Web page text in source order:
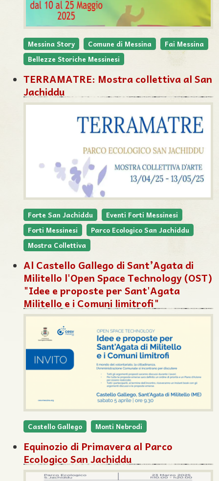
Messina Story Comune di Messina
Fai Messina
Bellezze Storiche Messinesi
TERRAMATRE: Mostra collettiva al San
Jachiddu
Forte San Jachiddu
Eventi Forti Messinesi
Forti Messinesi
Parco Ecologico San Jachiddu
Mostra Collettiva
Al Castello Gallego di Sant’Agata di
Militello l'Open Space Technology (OST)
"Idee e proposte per Sant'Agata
Militello e i Comuni limitrofi"
Castello Gallego Monti Nebrodi
Equinozio di Primavera al Parco
Ecologico San Jachiddu